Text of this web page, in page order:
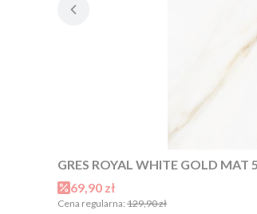
GRES ROYAL WHITE GOLD MAT
Cena promocyjna
69,90 zł
Cena regularna: 129,90 zł